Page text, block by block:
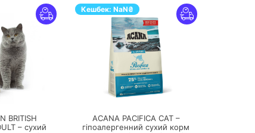
BRITISH
– сухий
Кешбек: NaN₴
ПЕРЕЙТИ
ACANA PACIFICA CAT –
гіпоалергенний сухий корм